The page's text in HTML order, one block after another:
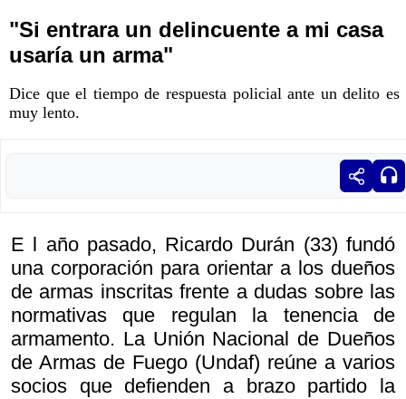
"Si entrara un delincuente a mi casa
usaría un arma"
Dice que el tiempo de respuesta policial ante un delito es
muy lento.
E l año pasado, Ricardo Durán (33) fundó
una corporación para orientar a los dueños
de armas inscritas frente a dudas sobre las
normativas que regulan la tenencia de
armamento. La Unión Nacional de Dueños
de Armas de Fuego (Undaf) reúne a varios
socios que defienden a brazo partido la